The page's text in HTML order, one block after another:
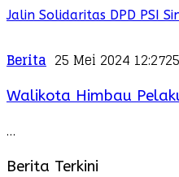
Jalin Solidaritas DPD PSI
Berita 25 Mei 2024 12:27
Walikota Himbau
…
Berita Terkini